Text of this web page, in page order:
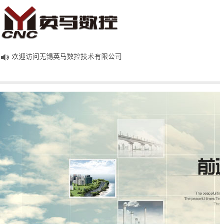
欢迎访问无锡英马数控技术有限公司